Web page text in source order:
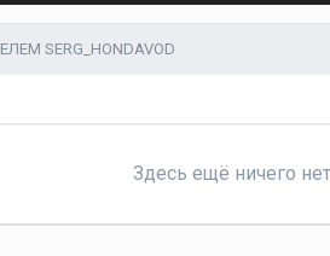
SERG_HONDAVOD
Здесь ещё ничего нет